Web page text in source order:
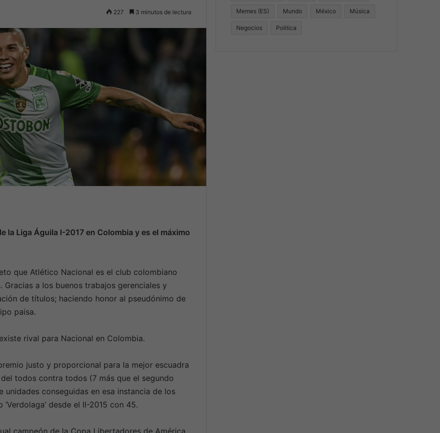
227 3 minutos de lectura
la Liga Águila I-2017 en Colombia y es el máximo
que Atlético Nacional es el club colombiano
a los buenos trabajos gerenciales y
de títulos; haciendo honor al pseudónimo de
paisa.
rival para Nacional en Colombia.
justo y proporcional para la mejor escuadra
todos contra todos (7 más que el segundo
conseguidas en esa instancia de los
desde el II-2015 con 45.
Memes (ES) Mundo México Música
Negocios Politica